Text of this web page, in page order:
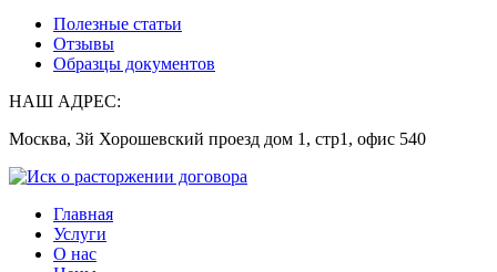
Полезные статьи
Отзывы
Образцы документов
НАШ АДРЕС:
Москва, 3й Хорошевский проезд дом 1, стр1, офис 540
Главная
Услуги
О нас